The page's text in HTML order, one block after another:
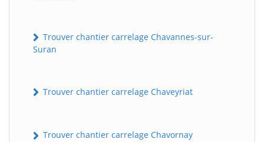
Trouver chantier carrelage Chavannes-sur-
Suran
Trouver chantier carrelage Chaveyriat
Trouver chantier carrelage Chavornay